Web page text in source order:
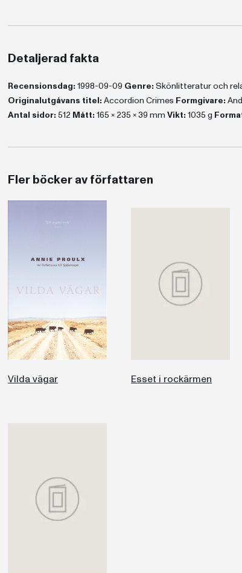
Detaljerad fakta
Recensionsdag: 1998-09-09 Genre: Skönlitteratur och
Originalutgåvans titel: Accordion Crimes Formgivare:
Antal sidor: 512 Mått: 165 x 235 x 39 mm Vikt: 1035 g
Fler böcker av författaren
Vilda vägar Esset i rockärmen